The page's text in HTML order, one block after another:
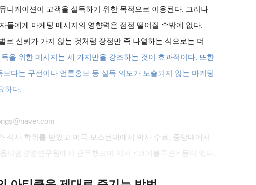
니케이션이 고객을 설득하기 위한 목적으로 이용된다. 그러나
들에게 마케팅 메시지의 영향력은 점점 떨어질 수밖에 없다.
로 신뢰가 가지 않는 것처럼 장점만 죽 나열하는 식으로는 더
득을 위한 메시지는 세 가지만을 강조하는 것이 효과적이다. 또한
다는 구전이나 언론홍보 등 설득 의도가 노출되지 않는 마케팅
하다.
석사 학위를 받았고 미국 보스턴대에서 박사 수료 , 중앙대에서
옵티멈경영연구원에서 근무했으며 저서 < 코에볼루션 > 등이 있다